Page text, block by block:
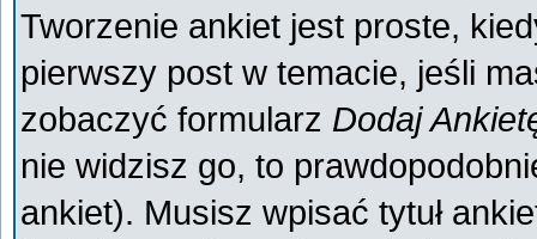
Tworzenie ankiet jest proste,
pierwszy post w temacie, jeśli
zobaczyć formularz Dodaj
nie widzisz go, to
ankiet). Musisz wpisać tytuł